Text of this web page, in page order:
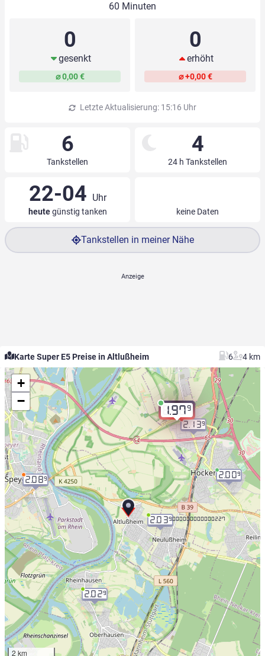
60 Minuten
0
gesenkt
⌀ 0,00 €
0
erhöht
⌀ +0,00 €
Letzte Aktualisierung: 15:16 Uhr
6
Tankstellen
4
24 h Tankstellen
22-04 Uhr
heutegünstig tanken keine Daten
Tankstellen in meiner Nähe
Karte Super E5 Preise in Altlußheim 6 4 km
1.979
2.089
2.029
2.139
2.039.000000000000227
2.009
+
−
2 km